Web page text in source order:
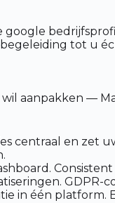
tot u
aanpakken —
centraal en zet
GDPR-
in één platform.